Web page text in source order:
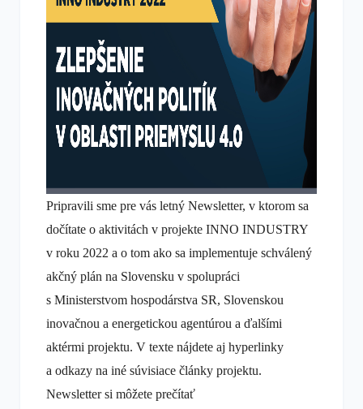
Pripravili sme pre vás letný Newsletter, v ktorom sa
dočítate o aktivitách v projekte INNO INDUSTRY
v roku 2022 a o tom ako sa implementuje schválený
akčný plán na Slovensku v spolupráci
s Ministerstvom hospodárstva SR, Slovenskou
inovačnou a energetickou agentúrou a ďalšími
aktérmi projektu. V texte nájdete aj hyperlinky
a odkazy na iné súvisiace články projektu.
Newsletter si môžete prečítať